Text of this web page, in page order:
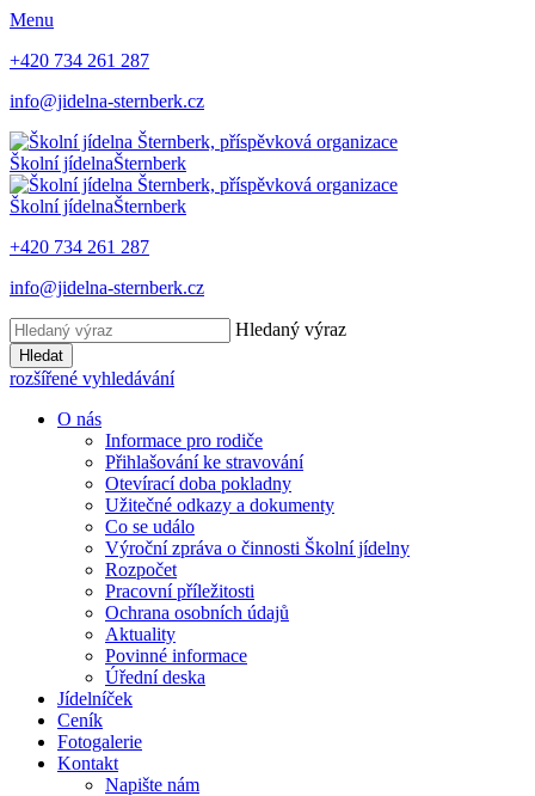
Menu
+420 734 261 287
info@jidelna-sternberk.cz
Školní jídelnaŠternberk
Školní jídelnaŠternberk
+420 734 261 287
info@jidelna-sternberk.cz
Hledaný výraz
Hledat
rozšířené vyhledávání
O nás
Informace pro rodiče
Přihlašování ke stravování
Otevírací doba pokladny
Užitečné odkazy a dokumenty
Co se událo
Výroční zpráva o činnosti Školní jídelny
Rozpočet
Pracovní příležitosti
Ochrana osobních údajů
Aktuality
Povinné informace
Úřední deska
Jídelníček
Ceník
Fotogalerie
Kontakt
Napište nám